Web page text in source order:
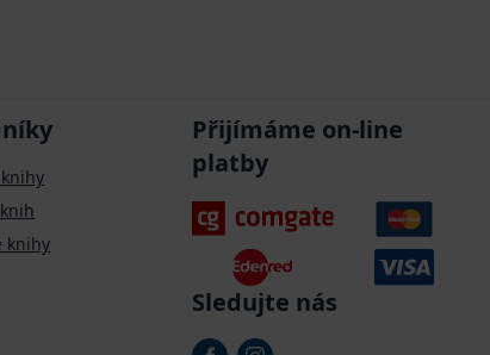
knihy
Přijímáme on-line
platby
Sledujte nás